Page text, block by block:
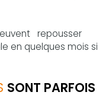
repousser
en quelques mois si
SONT PARFOIS